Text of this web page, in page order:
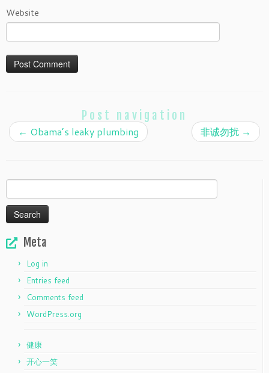
Website
Post navigation
← Obama’s leaky plumbing 非诚勿扰 →
for:
Meta
Log in
Entries feed
Comments feed
WordPress.org
健康
开心一笑